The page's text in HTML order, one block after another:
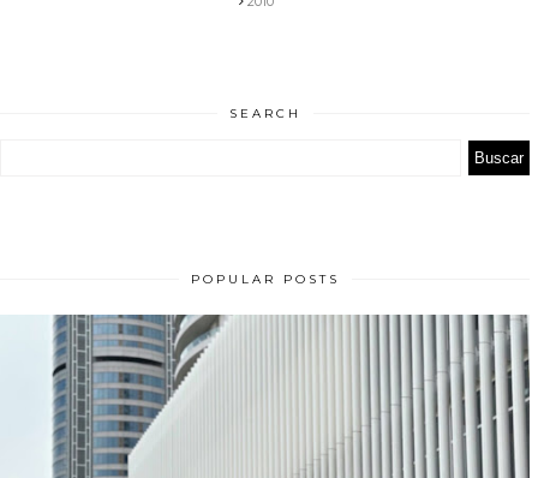
SEARCH
POPULAR POSTS